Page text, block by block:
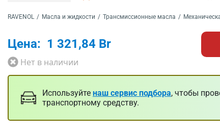
RAVENOL / Масла и жидкости / Трансмиссионные масла /
Цена: 1 321,84 Br
Нет в наличии
Используйте наш сервис подбора, чтобы
транспортному средству.